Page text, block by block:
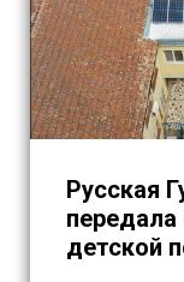
Русская
передала
детской